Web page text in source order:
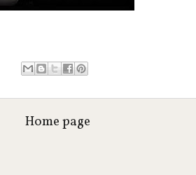
Home page